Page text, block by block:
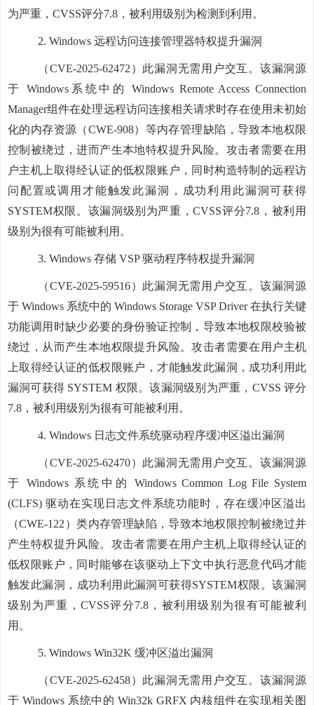
为严重，CVSS评分7.8，被利用级别为检测到利用。
2. Windows 远程访问连接管理器特权提升漏洞
（CVE-2025-62472）此漏洞无需用户交互。该漏洞源
于 Windows系统中的 Windows Remote Access Connection
Manager组件在处理远程访问连接相关请求时存在使用未初始
化的内存资源（CWE-908）等内存管理缺陷，导致本地权限
控制被绕过，进而产生本地特权提升风险。攻击者需要在用
户主机上取得经认证的低权限账户，同时构造特制的远程访
问配置或调用才能触发此漏洞，成功利用此漏洞可获得
SYSTEM权限。该漏洞级别为严重，CVSS评分7.8，被利用
级别为很有可能被利用。
3. Windows 存储 VSP 驱动程序特权提升漏洞
（CVE-2025-59516）此漏洞无需用户交互。该漏洞源
于 Windows 系统中的 Windows Storage VSP Driver 在执行关键
功能调用时缺少必要的身份验证控制，导致本地权限校验被
绕过，从而产生本地权限提升风险。攻击者需要在用户主机
上取得经认证的低权限账户，才能触发此漏洞，成功利用此
漏洞可获得 SYSTEM 权限。该漏洞级别为严重，CVSS 评分
7.8，被利用级别为很有可能被利用。
4. Windows 日志文件系统驱动程序缓冲区溢出漏洞
（CVE-2025-62470）此漏洞无需用户交互。该漏洞源
于 Windows 系统中的 Windows Common Log File System
(CLFS) 驱动在实现日志文件系统功能时，存在缓冲区溢出
（CWE-122）类内存管理缺陷，导致本地权限控制被绕过并
产生特权提升风险。攻击者需要在用户主机上取得经认证的
低权限账户，同时能够在该驱动上下文中执行恶意代码才能
触发此漏洞，成功利用此漏洞可获得SYSTEM权限。该漏洞
级别为严重，CVSS评分7.8，被利用级别为很有可能被利
用。
5. Windows Win32K 缓冲区溢出漏洞
（CVE-2025-62458）此漏洞无需用户交互。该漏洞源
于 Windows 系统中的 Win32k GRFX 内核组件在实现相关图